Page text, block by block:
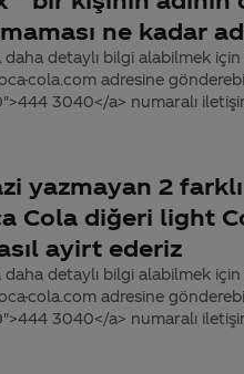
ne kadar
daha detaylı bilgi alabilmek
cola.com adresine
3040</a> numaralı
yazmayan 2
Cola diğeri light
ayirt ederiz
daha detaylı bilgi alabilmek
cola.com adresine
3040</a> numaralı